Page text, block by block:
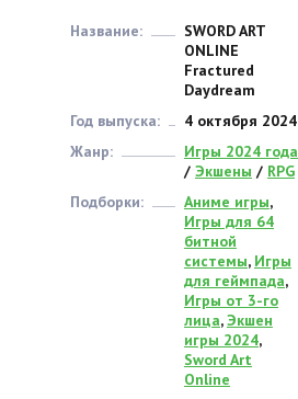
Название:
SWORD ART
ONLINE
Fractured
Daydream
Год выпуска:
4 октября 2024
Жанр:
Игры 2024 года
/ Экшены / RPG
Подборки:
Аниме игры,
Игры для 64
битной
системы, Игры
для геймпада,
Игры от 3-го
лица,Экшен
игры 2024,
Sword Art
Online